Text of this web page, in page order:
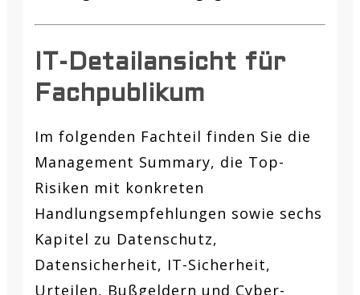
IT-Detailansicht für
Fachpublikum
Im folgenden Fachteil finden Sie die
Management Summary, die Top-
Risiken mit konkreten
Handlungsempfehlungen sowie sechs
Kapitel zu Datenschutz,
Datensicherheit, IT-Sicherheit,
Urteilen, Bußgeldern und Cyber-